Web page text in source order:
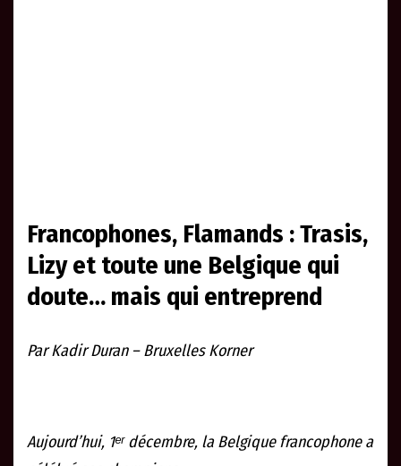
Francophones, Flamands : Trasis,
Lizy et toute une Belgique qui
doute… mais qui entreprend
Par Kadir Duran – Bruxelles Korner
Aujourd’hui, 1ᵉʳ décembre, la Belgique francophone a